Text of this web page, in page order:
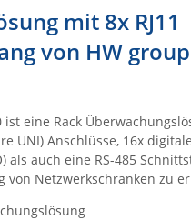
mit 8x RJ11
von HW group
eine Rack
UNI) Anschlüsse, 16x
als auch eine RS-485
von Netzwerkschränken zu